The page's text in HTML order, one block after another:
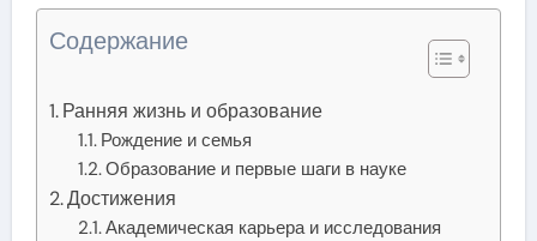
Содержание
Ранняя жизнь и образование
Рождение и семья
Образование и первые шаги в науке
Достижения
Академическая карьера и исследования